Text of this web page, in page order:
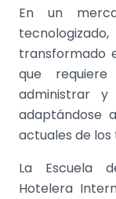
En un
transformado
que
administrar y
adaptándose
actuales de los
La Escuela
Hotelera